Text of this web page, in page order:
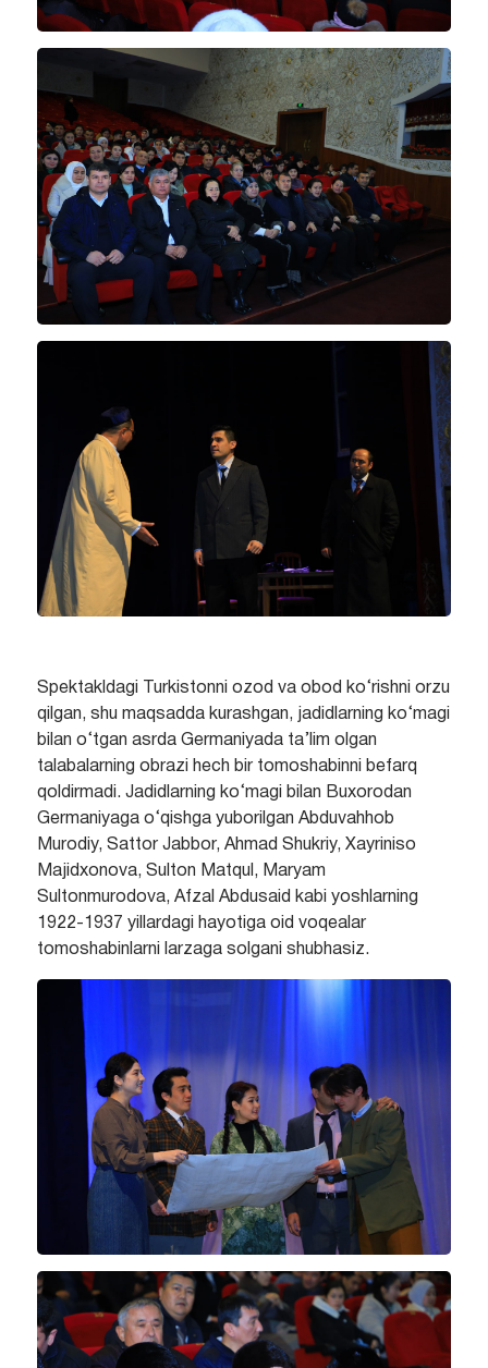
Spektakldagi Turkistonni ozod va obod ko‘rishni orzu
qilgan, shu maqsadda kurashgan, jadidlarning ko‘magi
bilan o‘tgan asrda Germaniyada ta’lim olgan
talabalarning obrazi hech bir tomoshabinni befarq
qoldirmadi. Jadidlarning ko‘magi bilan Buxorodan
Germaniyaga o‘qishga yuborilgan Abduvahhob
Murodiy, Sattor Jabbor, Ahmad Shukriy, Xayriniso
Majidxonova, Sulton Matqul, Maryam
Sultonmurodova, Afzal Abdusaid kabi yoshlarning
1922-1937 yillardagi hayotiga oid voqealar
tomoshabinlarni larzaga solgani shubhasiz.